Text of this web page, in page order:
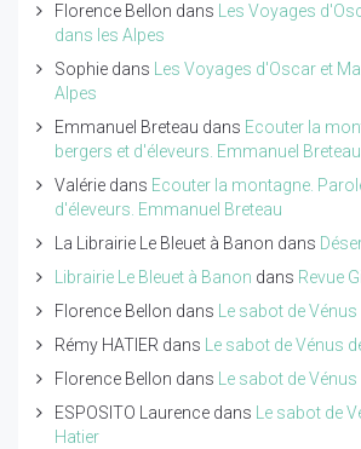
Florence Bellon dans
Les Voyages
dans les Alpes
Sophie dans
Les Voyages d'Oscar et
Alpes
Emmanuel Breteau dans Ecouter la
bergers et d'éleveurs. Emmanuel Breteau
Valérie dans Ecouter la montagne.
d'éleveurs. Emmanuel Breteau
La Librairie Le Bleuet à Banon dans
Librairie Le Bleuet à Banon dans Revue
Florence Bellon dans
Le sabot de
Rémy HATIER dans
Le sabot de Vénus
Florence Bellon dans
Le sabot de
ESPOSITO Laurence dans
Le sabot de
Hatier